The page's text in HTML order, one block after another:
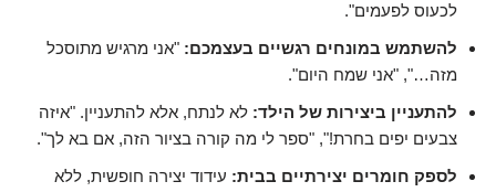
לכעוס לפעמים".
להשתמש במונחים רגשיים בעצמכם: "אני מרגיש מתוסכל
מזה…", "אני שמח היום".
להתעניין ביצירות של הילד: לא לנתח, אלא להתעניין. "איזה
צבעים יפים בחרת!", "ספר לי מה קורה בציור הזה, אם בא לך".
לספק חומרים יצירתיים בבית: עידוד יצירה חופשית, ללא